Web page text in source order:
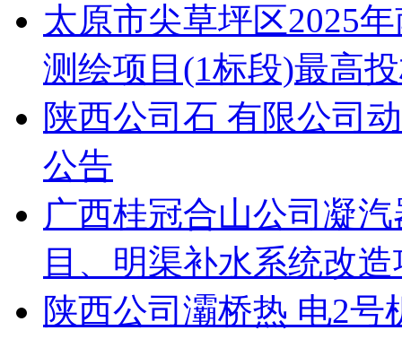
太原市尖草坪区2025
测绘项目(1标段)最高
陕西公司石 有限公司
公告
广西桂冠合山公司凝
目、明渠补水系统改
陕西公司灞桥热 电2